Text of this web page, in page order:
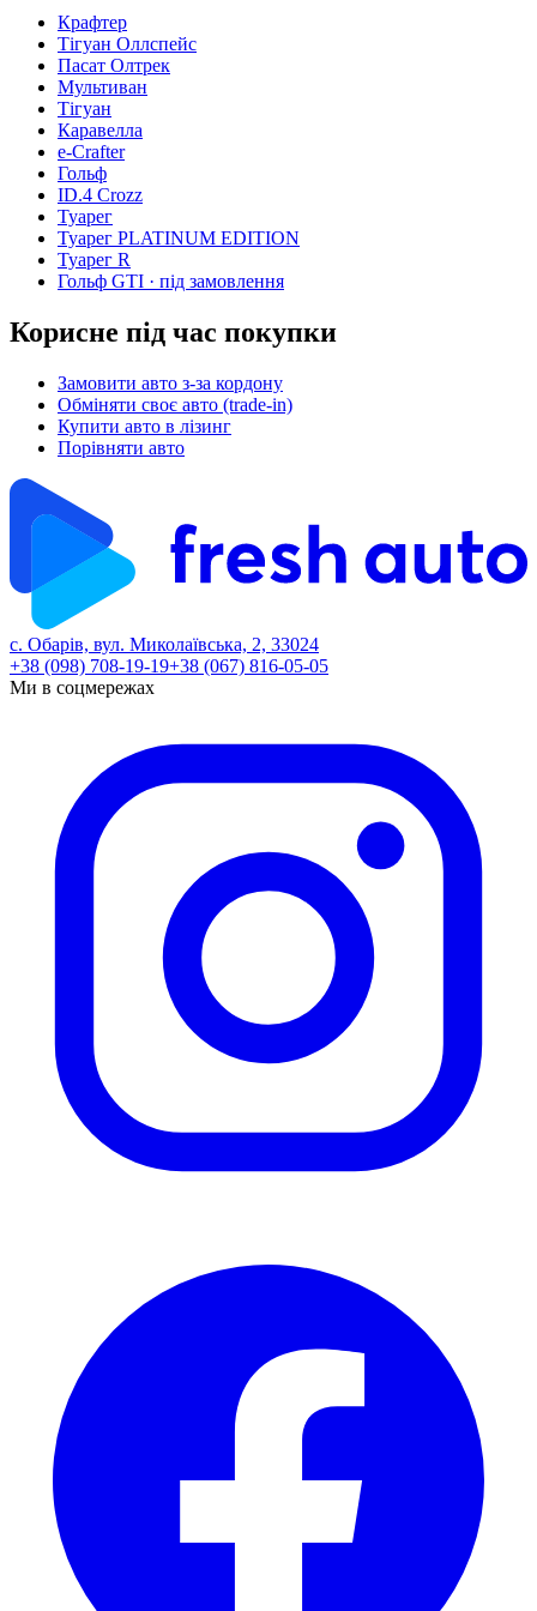
Крафтер
Тігуан Оллспейс
Пасат Олтрек
Мультиван
Тігуан
Каравелла
e-Crafter
Гольф
ID.4 Crozz
Туарег
Туарег PLATINUM EDITION
Туарег R
Гольф GTI · під замовлення
Корисне під час покупки
Замовити авто з-за кордону
Обміняти своє авто (trade-in)
Купити авто в лізинг
Порівняти авто
с. Обарів, вул. Миколаївська, 2, 33024
+38 (098) 708-19-19+38 (067) 816-05-05
Ми в соцмережах